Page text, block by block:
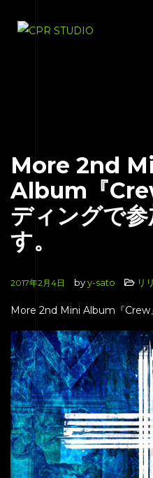
More 2nd
Album『
ディングで
す。
2017年2月4日 byy-sato リ
More 2nd Mini Album『Crew